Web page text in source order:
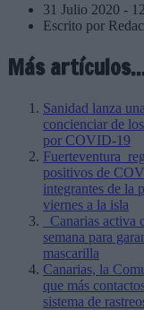
31 Julio 2020 -
Escrito por
Más
Sanidad lanza
concienciar de
por COVID-19
Fuerteventura
positivos de
integrantes de la
viernes a la isla
Canarias activa
semana para
mascarilla
Canarias, la
que más
sistema de